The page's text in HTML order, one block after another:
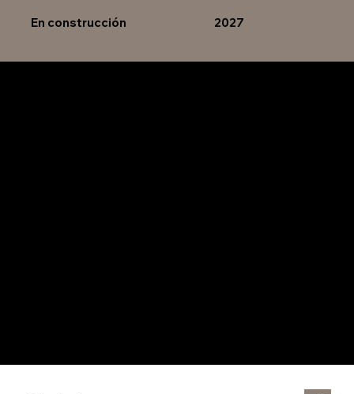
En construcción 2027